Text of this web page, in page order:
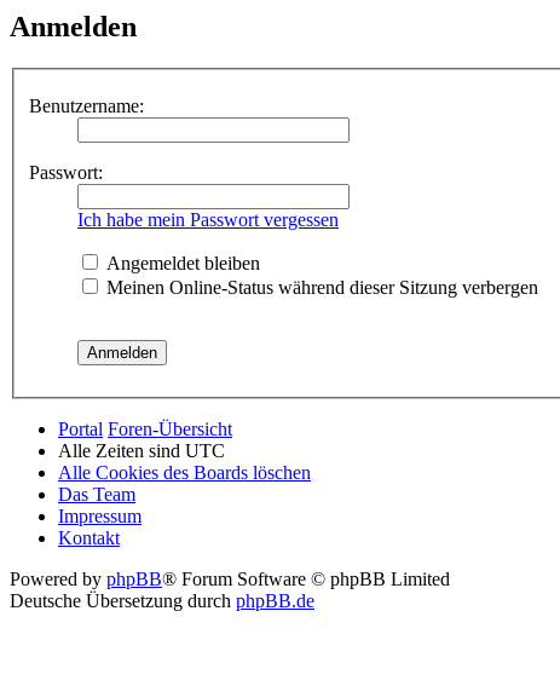
Anmelden
Benutzername:
Passwort:
Ich habe mein Passwort vergessen
Angemeldet bleiben
Meinen Online-Status während dieser Sitzung verbergen
Portal Foren-Übersicht
Alle Zeiten sind UTC
Alle Cookies des Boards löschen
Das Team
Impressum
Kontakt
Powered by phpBB® Forum Software © phpBB Limited
Deutsche Übersetzung durch phpBB.de